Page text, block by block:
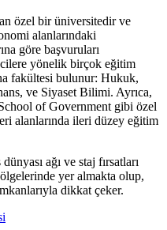
özel bir üniversitedir ve
alanlarındaki
göre başvuruları
yönelik birçok eğitim
fakültesi bulunur: Hukuk,
ve Siyaset Bilimi. Ayrıca,
of Government gibi özel
alanlarında ileri düzey eğitim
ağı ve staj fırsatları
yer almakta olup,
dikkat çeker​.